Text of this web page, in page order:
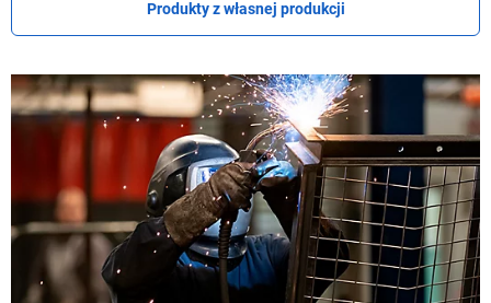
Produkty z własnej produkcji